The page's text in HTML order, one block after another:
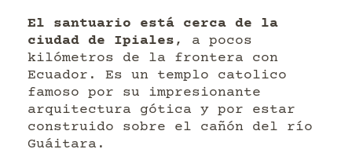
El santuario está cerca de la
ciudad de Ipiales , a pocos
kilómetros de la frontera con
Ecuador. Es un templo catolico
famoso por su impresionante
arquitectura gótica y por estar
construido sobre el cañón del río
Guáitara.